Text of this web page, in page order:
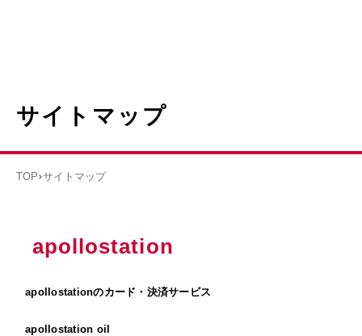
サイトマップ
TOP サイトマップ
apollostation
apollostationのカード・決済サービス
apollostation oil